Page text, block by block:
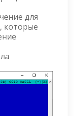
для
которые